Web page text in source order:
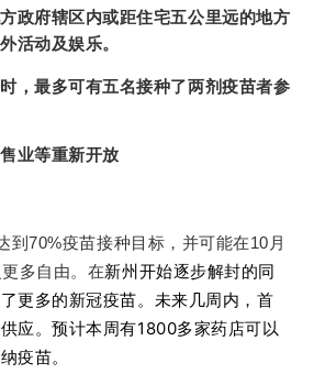
政府辖区内或距住宅五公里远的地方
活动及娱乐。
，最多可有五名接种了两剂疫苗者参
业等重新开放
到70%疫苗接种目标，并可能在10月
多自由。在新州开始逐步解封的同
更多的新冠疫苗。 未来几周内，首
应。预计本周有1800多家药店可以
疫苗。